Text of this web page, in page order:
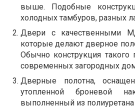
выше. Подобные
холодных тамбуров, разных
Двери с качественными
которые делают дверное
Обычно конструкция
современных загородных
Дверные полотна,
утопленной броневой
выполненный из полиуретана